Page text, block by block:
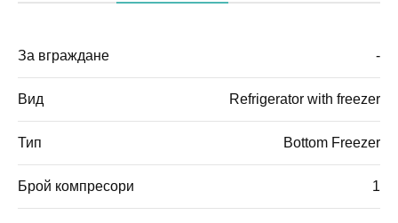
За вграждане -
Вид Refrigerator with freezer
Тип Bottom Freezer
Брой компресори 1